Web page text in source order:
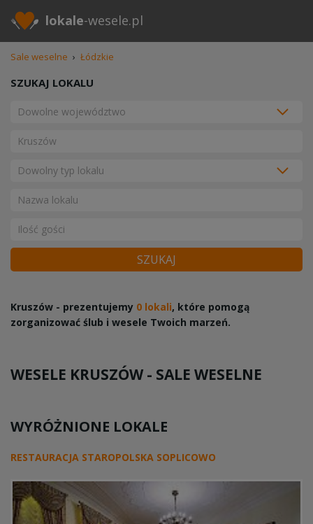
lokale-wesele.pl
Sale weselne › Łódzkie
SZUKAJ LOKALU
SZUKAJ
Kruszów - prezentujemy 0 lokali, które pomogą
zorganizować ślub i wesele Twoich marzeń.
WESELE KRUSZÓW - SALE WESELNE
WYRÓŻNIONE LOKALE
RESTAURACJA STAROPOLSKA SOPLICOWO